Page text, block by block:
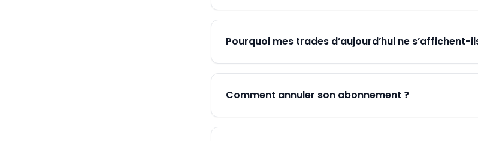
Pourquoi mes trades d’aujourd’hui ne s’affichent-
Comment annuler son abonnement ?